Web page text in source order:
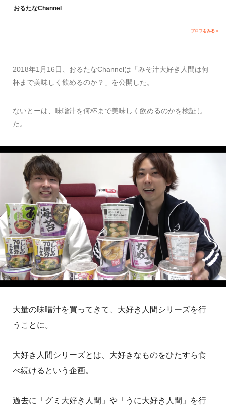
おるたなChannel
プロフをみる >
2018年1月16日、おるたなChannelは「みそ汁大好き人間は何
杯まで美味しく飲めるのか？」を公開した。
ないとーは、味噌汁を何杯まで美味しく飲めるのかを検証し
た。
大量の味噌汁を買ってきて、大好き人間シリーズを行
うことに。
大好き人間シリーズとは、大好きなものをひたすら食
べ続けるという企画。
過去に「グミ大好き人間」や「うに大好き人間」を行